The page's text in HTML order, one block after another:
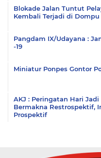
Blokade Jalan Tuntut
Kembali Terjadi di Dompu
Pangdam IX/Udayana :
-19
Miniatur Ponpes Gontor
AKJ : Peringatan Hari
Bermakna Restrospektif,
Prospektif